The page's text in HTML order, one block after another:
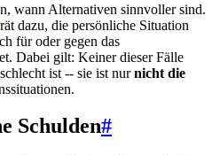
wann Alternativen sinnvoller sind.
rät dazu, die persönliche Situation
für oder gegen das
Dabei gilt: Keiner dieser Fälle
ist -- sie ist nurnicht die
Schulden#